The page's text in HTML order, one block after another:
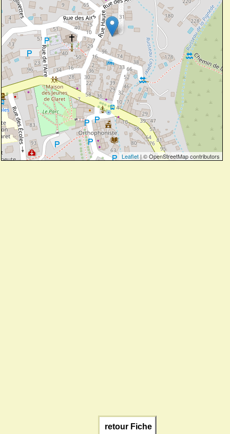
Leaflet| © OpenStreetMap contributors
retour Fiche